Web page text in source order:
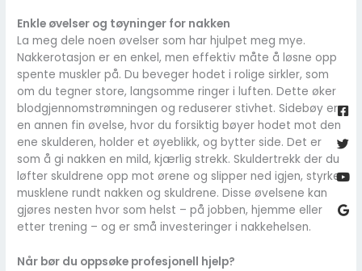
Enkle øvelser og tøyninger for nakken
La meg dele noen øvelser som har hjulpet meg mye.
Nakkerotasjon er en enkel, men effektiv måte å løsne opp
spente muskler på. Du beveger hodet i rolige sirkler, som
om du tegner store, langsomme ringer i luften. Dette øker
blodgjennomstrømningen og reduserer stivhet. Sidebøy er
en annen fin øvelse, hvor du forsiktig bøyer hodet mot den
ene skulderen, holder et øyeblikk, og bytter side. Det er
som å gi nakken en mild, kjærlig strekk. Skuldertrekk der du
løfter skuldrene opp mot ørene og slipper ned igjen, styrker
musklene rundt nakken og skuldrene. Disse øvelsene kan
gjøres nesten hvor som helst – på jobben, hjemme eller
etter trening – og er små investeringer i nakkehelsen.
Når bør du oppsøke profesjonell hjelp?